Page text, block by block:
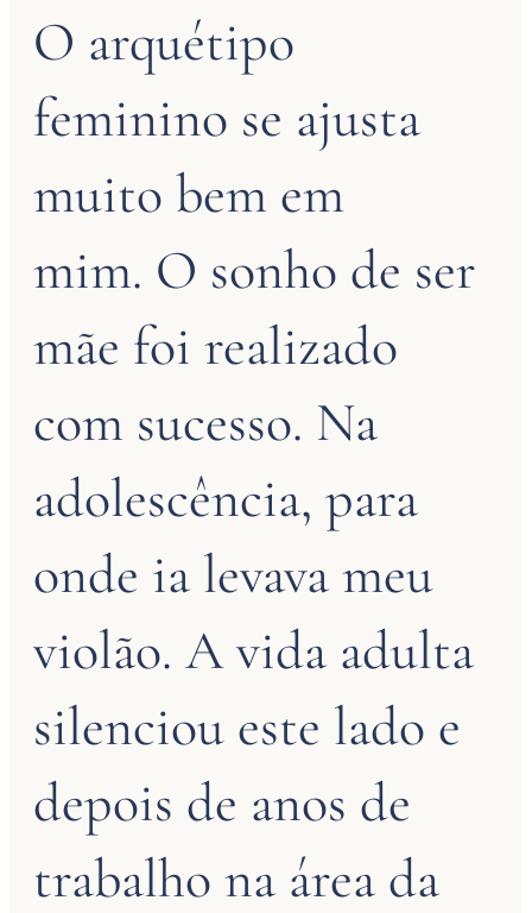
O arquétipo
feminino se ajusta
muito bem em
mim. O sonho de ser
mãe foi realizado
com sucesso. Na
adolescência, para
onde ia levava meu
violão. A vida adulta
silenciou este lado e
depois de anos de
trabalho na área da